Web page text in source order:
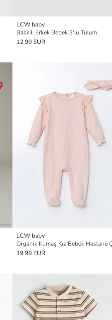
LCW baby
Baskılı Erkek Bebek 3'lü Tulum
12.99 EUR
LCW baby
19.99 EUR